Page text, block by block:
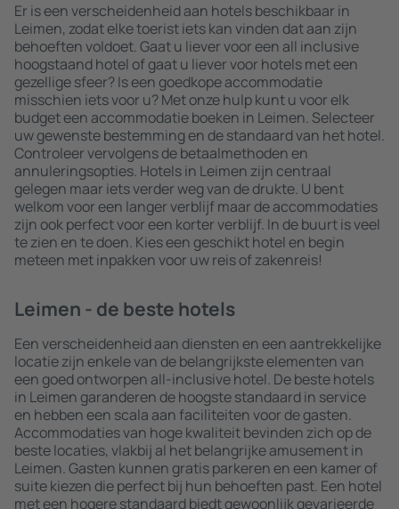
Er is een verscheidenheid aan hotels beschikbaar in
Leimen, zodat elke toerist iets kan vinden dat aan zijn
behoeften voldoet. Gaat u liever voor een all inclusive
hoogstaand hotel of gaat u liever voor hotels met een
gezellige sfeer? Is een goedkope accommodatie
misschien iets voor u? Met onze hulp kunt u voor elk
budget een accommodatie boeken in Leimen. Selecteer
uw gewenste bestemming en de standaard van het hotel.
Controleer vervolgens de betaalmethoden en
annuleringsopties. Hotels in Leimen zijn centraal
gelegen maar iets verder weg van de drukte. U bent
welkom voor een langer verblijf maar de accommodaties
zijn ook perfect voor een korter verblijf. In de buurt is veel
te zien en te doen. Kies een geschikt hotel en begin
meteen met inpakken voor uw reis of zakenreis!
Leimen - de beste hotels
Een verscheidenheid aan diensten en een aantrekkelijke
locatie zijn enkele van de belangrijkste elementen van
een goed ontworpen all-inclusive hotel. De beste hotels
in Leimen garanderen de hoogste standaard in service
en hebben een scala aan faciliteiten voor de gasten.
Accommodaties van hoge kwaliteit bevinden zich op de
beste locaties, vlakbij al het belangrijke amusement in
Leimen. Gasten kunnen gratis parkeren en een kamer of
suite kiezen die perfect bij hun behoeften past. Een hotel
met een hogere standaard biedt gewoonlijk gevarieerde